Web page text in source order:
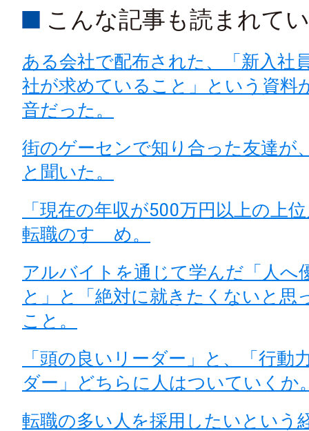
こんな記事も読まれて
ある会社で配布された、「新入社
社が求めていること」という資料
音だった。
街のゲーセンで知り合った友達が
と聞いた。
「現在の年収が500万円以上の上
転職のすゝめ。
アルバイトを通じて学んだ「人へ
と」と「絶対に就きたくないと思
こと。
「頭の良いリーダー」と、「行動
ダー」どちらに人はついていくか
転職の多い人を採用したいという